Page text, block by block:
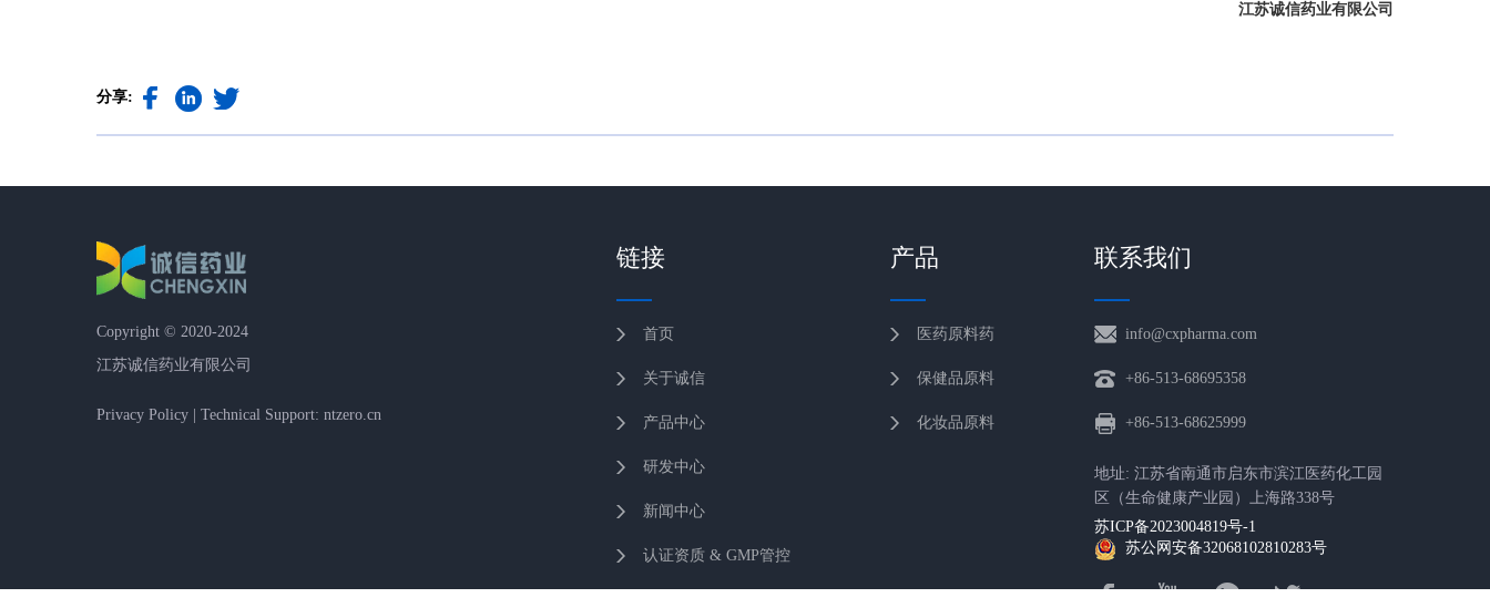
江苏诚信药业有限公司
分享:
Copyright © 2020-2024
江苏诚信药业有限公司
Privacy Policy | Technical Support: ntzero.cn
链接
首页
关于诚信
产品中心
研发中心
新闻中心
认证资质 & GMP管控
产品
医药原料药
保健品原料
化妆品原料
联系我们
info@cxpharma.com
+86-513-68695358
+86-513-68625999
地址: 江苏省南通市启东市滨江医药化工园
区（生命健康产业园）上海路338号
苏ICP备2023004819号-1
苏公网安备32068102810283号